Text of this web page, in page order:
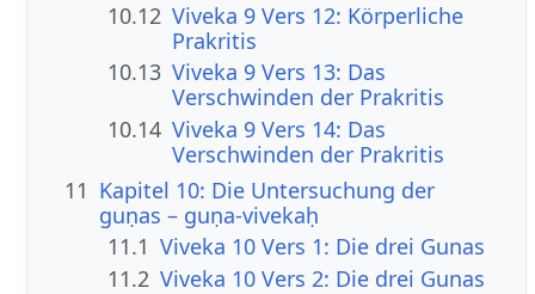
10.12 Viveka 9 Vers 12: Körperliche
Prakritis
10.13 Viveka 9 Vers 13: Das
Verschwinden der Prakritis
10.14 Viveka 9 Vers 14: Das
Verschwinden der Prakritis
11 Kapitel 10: Die Untersuchung der
guṇas – guṇa-vivekaḥ
11.1 Viveka 10 Vers 1: Die drei Gunas
11.2 Viveka 10 Vers 2: Die drei Gunas